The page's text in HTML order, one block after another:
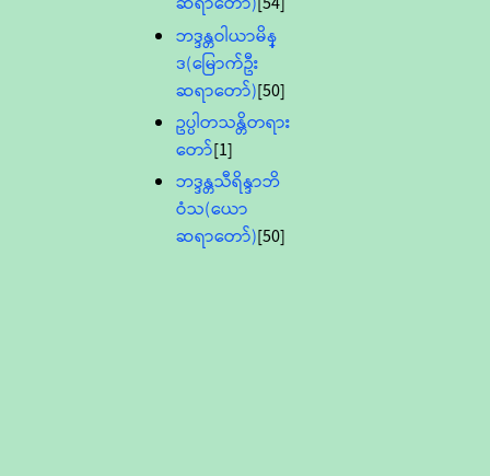
ဘဒ္ဒန္တဝါယာမိန္
ဒ(မြောက်ဦး
ဆရာတော်)[50]
ဥပ္ပါတသန္တိတရား
တော်[1]
ဘဒ္ဒန္တသီရိန္ဒာဘိ
ဝံသ(ယော
ဆရာတော်)[50]